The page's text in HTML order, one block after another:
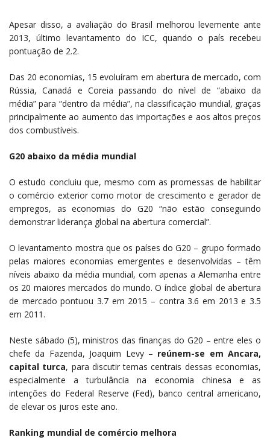
Apesar disso, a avaliação do Brasil melhorou levemente ante
2013, último levantamento do ICC, quando o país recebeu
pontuação de 2.2.
Das 20 economias, 15 evoluíram em abertura de mercado, com
Rússia, Canadá e Coreia passando do nível de “abaixo da
média” para “dentro da média”, na classificação mundial, graças
principalmente ao aumento das importações e aos altos preços
dos combustíveis.
G20 abaixo da média mundial
O estudo concluiu que, mesmo com as promessas de habilitar
o comércio exterior como motor de crescimento e gerador de
empregos, as economias do G20 “não estão conseguindo
demonstrar liderança global na abertura comercial”.
O levantamento mostra que os países do G20 – grupo formado
pelas maiores economias emergentes e desenvolvidas – têm
níveis abaixo da média mundial, com apenas a Alemanha entre
os 20 maiores mercados do mundo. O índice global de abertura
de mercado pontuou 3.7 em 2015 – contra 3.6 em 2013 e 3.5
em 2011.
Neste sábado (5), ministros das finanças do G20 – entre eles o
chefe da Fazenda, Joaquim Levy – reúnem-se em Ancara,
capital turca, para discutir temas centrais dessas economias,
especialmente a turbulância na economia chinesa e as
intenções do Federal Reserve (Fed), banco central americano,
de elevar os juros este ano.
Ranking mundial de comércio melhora